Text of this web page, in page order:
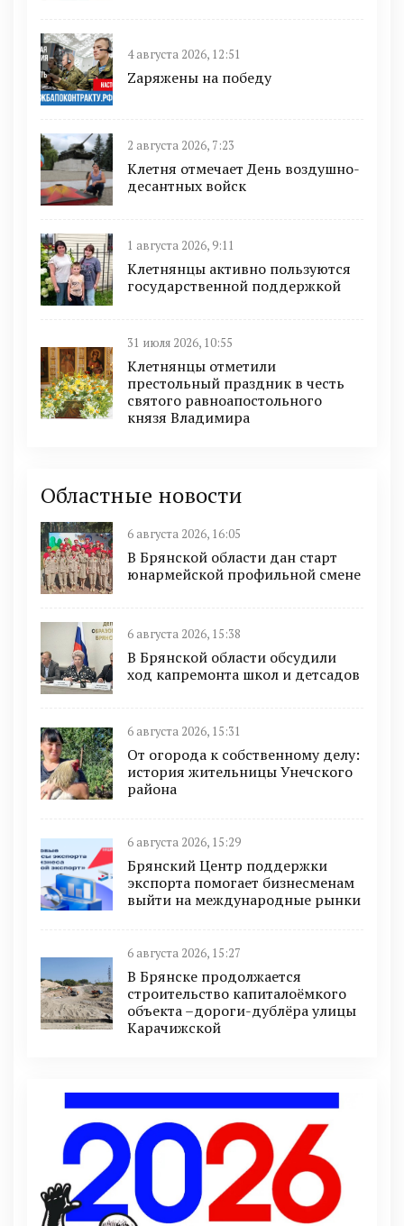
4 августа 2026, 12:51
Zаряжены на победу
2 августа 2026, 7:23
Клетня отмечает День воздушно-
десантных войск
1 августа 2026, 9:11
Клетнянцы активно пользуются
государственной поддержкой
31 июля 2026, 10:55
Клетнянцы отметили
престольный праздник в честь
святого равноапостольного
князя Владимира
Областные новости
6 августа 2026, 16:05
В Брянской области дан старт
юнармейской профильной смене
6 августа 2026, 15:38
В Брянской области обсудили
ход капремонта школ и детсадов
6 августа 2026, 15:31
От огорода к собственному делу:
история жительницы Унечского
района
6 августа 2026, 15:29
Брянский Центр поддержки
экспорта помогает бизнесменам
выйти на международные рынки
6 августа 2026, 15:27
В Брянске продолжается
строительство капиталоёмкого
объекта –дороги-дублёра улицы
Карачижской